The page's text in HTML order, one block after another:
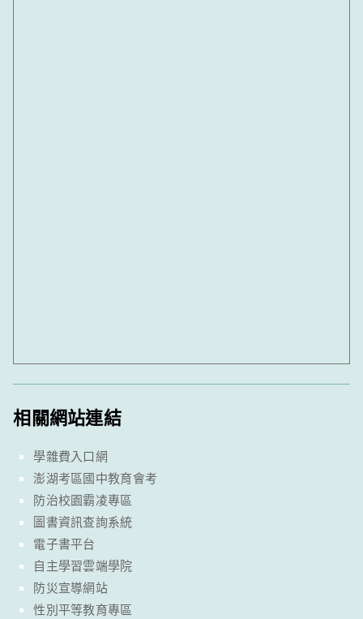
相關網站連結
學雜費入口網
澎湖考區國中教育會考
防治校園霸凌專區
圖書資訊查詢系統
電子書平台
自主學習雲端學院
防災宣導網站
性別平等教育專區